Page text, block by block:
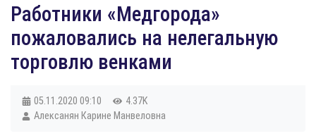
Работники «Медгорода»
пожаловались на нелегальную
торговлю венками
05.11.2020 09:10
4.37K
Алексанян Карине Манвеловна